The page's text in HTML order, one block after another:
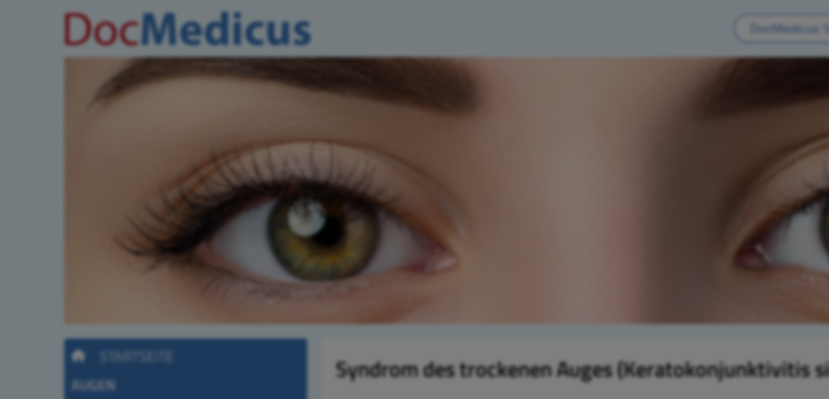
STARTSEITE
AUGEN
Syndrom des trockenen Auges (Keratokonjunktivitis